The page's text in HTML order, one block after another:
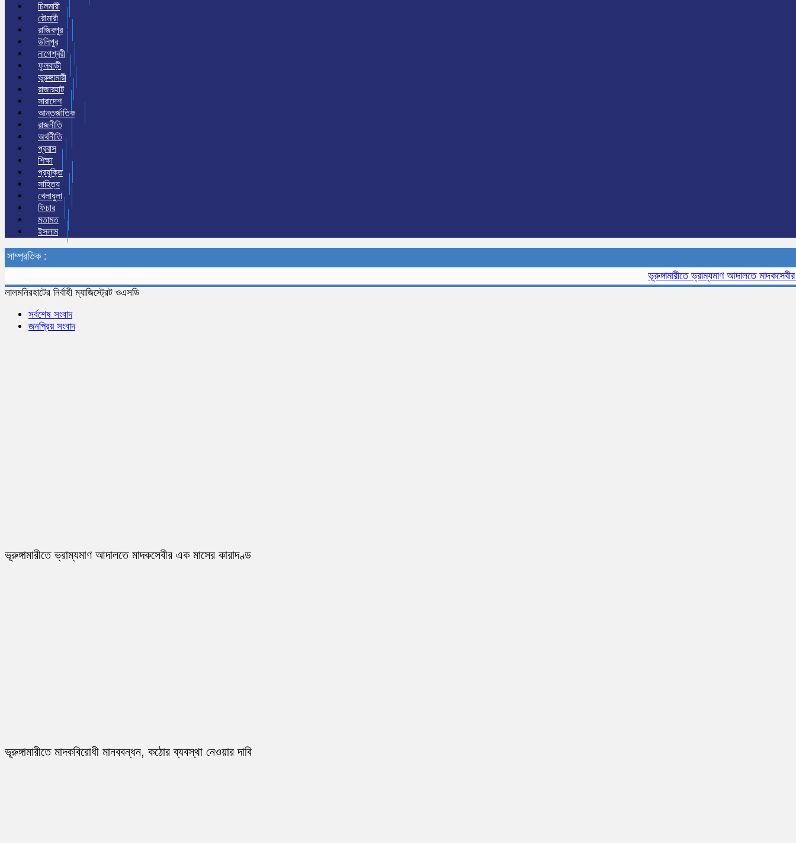
চিলমারী
রৌমারী
রাজিবপুর
উলিপুর
নাগেশ্বরী
ফুলবাড়ী
ভুরুঙ্গামারী
রাজারহাট
সারাদেশ
আন্তর্জাতিক
রাজনীতি
অর্থনীতি
প্রবাস
শিক্ষা
প্রযুক্তি
সাহিত্য
খেলাধুলা
ফিচার
মতামত
ইসলাম
সাম্প্রতিক :
ভূরুঙ্গামারীতে ভ্রাম্যমাণ আদালতে মাদকসেবীর
লালমনিরহাটের নির্বাহী ম্যাজিস্ট্রেট ওএসডি
সর্বশেষ সংবাদ
জনপ্রিয় সংবাদ
ভূরুঙ্গামারীতে ভ্রাম্যমাণ আদালতে মাদকসেবীর এক মাসের কারাদণ্ড
ভূরুঙ্গামারীতে মাদকবিরোধী মানববন্ধন, কঠোর ব্যবস্থা নেওয়ার দাবি